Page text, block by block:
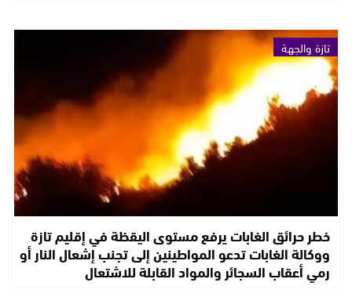
تازة والجهة
خطر حرائق الغابات يرفع مستوى اليقظة في إقليم تازة
ووكالة الغابات تدعو المواطينين إلى تجنب إشعال النار أو
رمي أعقاب السجائر والمواد القابلة للاشتعال